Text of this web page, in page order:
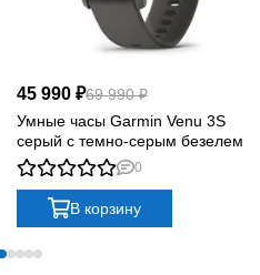
45 990 ₽69 990 ₽
Умные часы Garmin Venu 3S
серый с темно-серым безелем
0
В корзину